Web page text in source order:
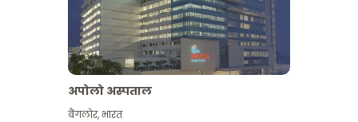
अपोलो अस्पताल
बैंगलोर,भारत